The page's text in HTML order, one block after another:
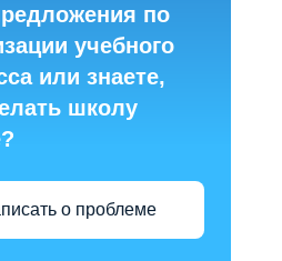
по
учебного
или знаете,
школу
о проблеме